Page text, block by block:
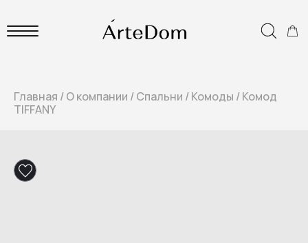
Главная /О компании /Спальни /Комоды /Комод
TIFFANY